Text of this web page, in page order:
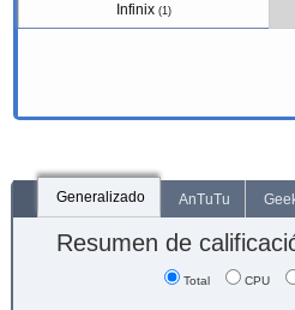
Infinix(1)
Generalizado AnTuTu
Resumen de
Total CPU